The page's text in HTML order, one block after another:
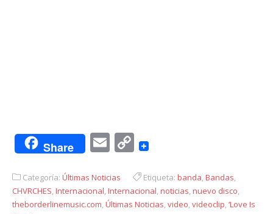
Share EmailCopy
Categoría: Últimas Noticias Etiqueta: banda,Bandas,
CHVRCHES,Internacional,Internacional,noticias,nuevo disco,
theborderlinemusic.com,Últimas Noticias,video,videoclip,‘Love Is